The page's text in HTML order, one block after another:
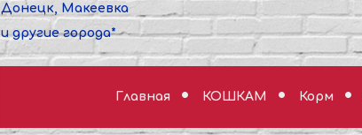
Донецк, Макеевка
и другие города*
Главная КОШКАМ Корм